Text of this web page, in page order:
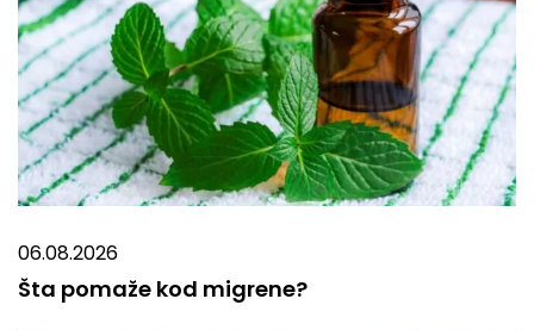
06.08.2026
Šta pomaže kod migrene?